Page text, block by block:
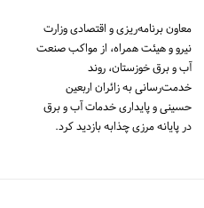
معاون برنامه‌ریزی و اقتصادی وزارت
نیرو و هیئت همراه، از مواکب صنعت
آب و برق خوزستان، روند
خدمت‌رسانی به زائران اربعین
حسینی و پایداری خدمات آب و برق
در پایانه مرزی چذابه بازدید کرد.